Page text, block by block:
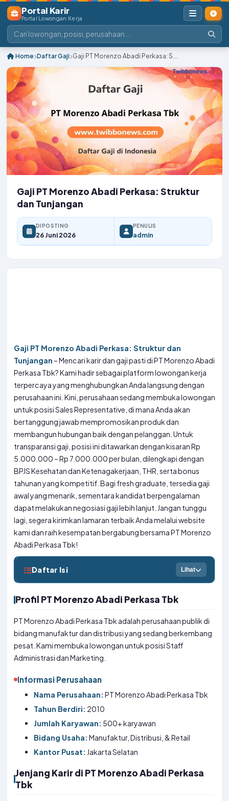
Portal Karir
Portal Lowongan Kerja
Home Daftar Gaji Gaji PT Morenzo Abadi Perkasa: S...
Gaji PT Morenzo Abadi Perkasa: Struktur
dan Tunjangan
DIPOSTING
26 Juni 2026
PENULIS
admin
Gaji PT Morenzo Abadi Perkasa: Struktur dan
Tunjangan – Mencari karir dan gaji pasti di PT Morenzo Abadi
Perkasa Tbk? Kami hadir sebagai platform lowongan kerja
terpercaya yang menghubungkan Anda langsung dengan
perusahaan ini. Kini, perusahaan sedang membuka lowongan
untuk posisi Sales Representative, di mana Anda akan
bertanggung jawab mempromosikan produk dan
membangun hubungan baik dengan pelanggan. Untuk
transparansi gaji, posisi ini ditawarkan dengan kisaran Rp
5.000.000 – Rp 7.000.000 per bulan, dilengkapi dengan
BPJS Kesehatan dan Ketenagakerjaan, THR, serta bonus
tahunan yang kompetitif. Bagi fresh graduate, tersedia gaji
awal yang menarik, sementara kandidat berpengalaman
dapat melakukan negosiasi gaji lebih lanjut. Jangan tunggu
lagi, segera kirimkan lamaran terbaik Anda melalui website
kami dan raih kesempatan bergabung bersama PT Morenzo
Abadi Perkasa Tbk!
Daftar Isi Lihat
Profil PT Morenzo Abadi Perkasa Tbk
PT Morenzo Abadi Perkasa Tbk adalah perusahaan publik di
bidang manufaktur dan distribusi yang sedang berkembang
pesat. Kami membuka lowongan untuk posisi Staff
Administrasi dan Marketing.
Informasi Perusahaan
Nama Perusahaan: PT Morenzo Abadi Perkasa Tbk
Tahun Berdiri: 2010
Jumlah Karyawan: 500+ karyawan
Bidang Usaha: Manufaktur, Distribusi, & Retail
Kantor Pusat: Jakarta Selatan
Jenjang Karir di PT Morenzo Abadi Perkasa
Tbk